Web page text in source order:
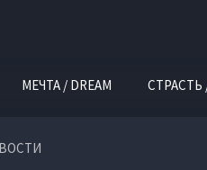
МЕЧТА / DREAM СТРАСТЬ /